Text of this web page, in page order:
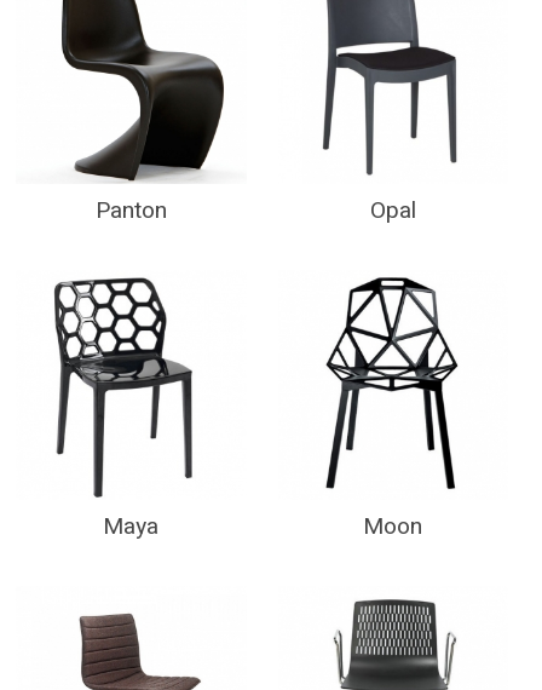
Opal
Panton
Moon
Maya